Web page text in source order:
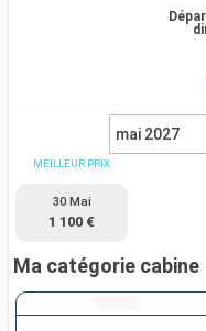
mai 2027
MEILLEUR PRIX
30 Mai
1 100 €
Ma catégorie cabine